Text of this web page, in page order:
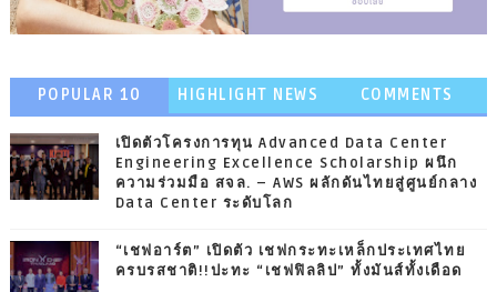
POPULAR 10 HIGHLIGHT NEWS COMMENTS
เปิดตัวโครงการทุน Advanced Data Center
Engineering Excellence Scholarship ผนึก
ความร่วมมือ สจล. – AWS ผลักดันไทยสู่ศูนย์กลาง
Data Center ระดับโลก
“เชฟอาร์ต” เปิดตัว เชฟกระทะเหล็กประเทศไทย
ครบรสชาติ!!ปะทะ “เชฟฟิลลิป” ทั้งมันส์ทั้งเดือด